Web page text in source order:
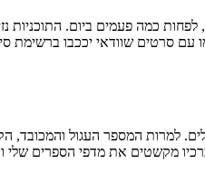
סרטים שוודאי יככבו ברשימת
מקשטים את מדפי הספרים שלי